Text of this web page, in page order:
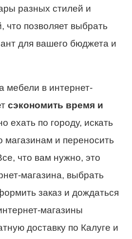
разных стилей и
что позволяет выбрать
для вашего бюджета и
мебели в интернет-
сэкономить время и
ехать по городу, искать
магазинам и переносить
что вам нужно, это
магазина, выбрать
заказ и дождаться
магазины
доставку по Калуге и